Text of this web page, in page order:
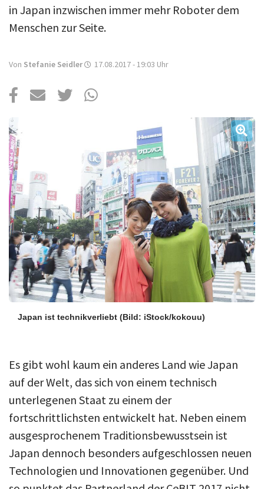
Über uns
Podcast
Mac Life+
in Japan inzwischen immer mehr Roboter dem
Menschen zur Seite.
Von Stefanie Seidler 17.08.2017 - 19:03 Uhr
Japan ist technikverliebt (Bild: iStock/kokouu)
Es gibt wohl kaum ein anderes Land wie Japan
auf der Welt, das sich von einem technisch
unterlegenen Staat zu einem der
fortschrittlichsten entwickelt hat. Neben einem
ausgesprochenem Traditionsbewusstsein ist
Japan dennoch besonders aufgeschlossen neuen
Technologien und Innovationen gegenüber. Und